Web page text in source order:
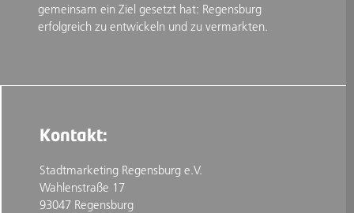
gemeinsam ein Ziel gesetzt hat: Regensburg
erfolgreich zu entwickeln und zu vermarkten.
Kontakt:
Stadtmarketing Regensburg e.V.
Wahlenstraße 17
93047 Regensburg